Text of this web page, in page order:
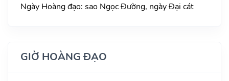
Ngày Hoàng đạo: sao Ngọc Đường, ngày Đại cát
GIỜ HOÀNG ĐẠO